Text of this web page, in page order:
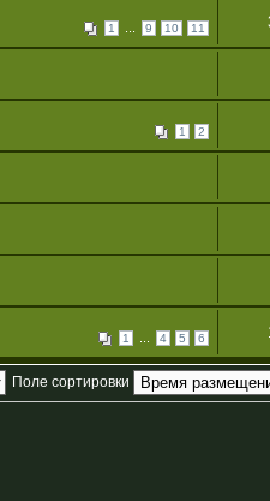
1 9 10 11
1 2
1 4 5 6
Поле сортировки